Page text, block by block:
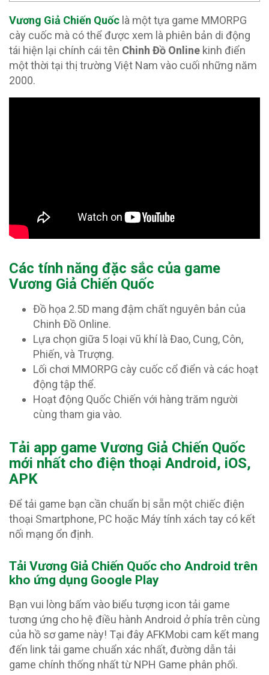
Vương Giả Chiến Quốc là một tựa game MMORPG
cày cuốc mà có thể được xem là phiên bản di động
tái hiện lại chính cái tên Chinh Đồ Online kinh điển
một thời tại thị trường Việt Nam vào cuối những năm
2000.
Các tính năng đặc sắc của game
Vương Giả Chiến Quốc
Đồ họa 2.5D mang đậm chất nguyên bản của
Chinh Đồ Online.
Lựa chọn giữa 5 loại vũ khí là Đao, Cung, Côn,
Phiến, và Trượng.
Lối chơi MMORPG cày cuốc cổ điển và các hoạt
động tập thể.
Hoạt động Quốc Chiến với hàng trăm người
cùng tham gia vào.
Tải app game Vương Giả Chiến Quốc
mới nhất cho điện thoại Android, iOS,
APK
Để tải game bạn cần chuẩn bị sẵn một chiếc điện
thoại Smartphone, PC hoặc Máy tính xách tay có kết
nối mạng ổn định.
Tải Vương Giả Chiến Quốc cho Android trên
kho ứng dụng Google Play
Bạn vui lòng bấm vào biểu tượng icon tải game
tương ứng cho hệ điều hành Android ở phía trên cùng
của hồ sơ game này! Tại đây AFKMobi cam kết mang
đến link tải game chuẩn xác nhất, đường dẫn tải
game chính thống nhất từ NPH Game phân phối.